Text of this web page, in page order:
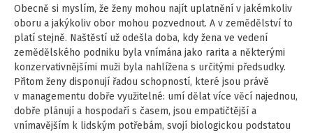
Obecně si myslím, že ženy mohou najít uplatnění v jakémkoliv
oboru a jakýkoliv obor mohou pozvednout. A v zemědělství to
platí stejně. Naštěstí už odešla doba, kdy žena ve vedení
zemědělského podniku byla vnímána jako rarita a některými
konzervativnějšími muži byla nahlížena s určitými předsudky.
Přitom ženy disponují řadou schopností, které jsou právě
v managementu dobře využitelné: umí dělat více věcí najednou,
dobře plánují a hospodaří s časem, jsou empatičtější a
vnímavějším k lidským potřebám, svojí biologickou podstatou